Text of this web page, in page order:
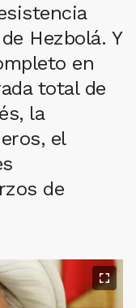
Hezbolá. Y
en
total de
la
el
de